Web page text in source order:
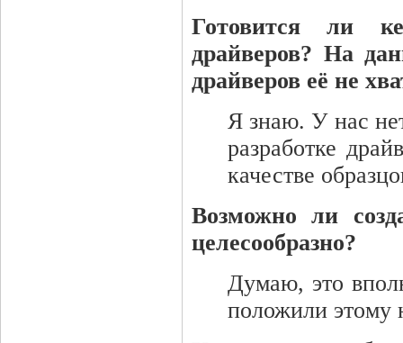
Готовится ли
драйверов? На
драйверов её не
Я знаю. У нас
разработке
качестве
Возможно ли
целесообразно?
Думаю, это
положили этому